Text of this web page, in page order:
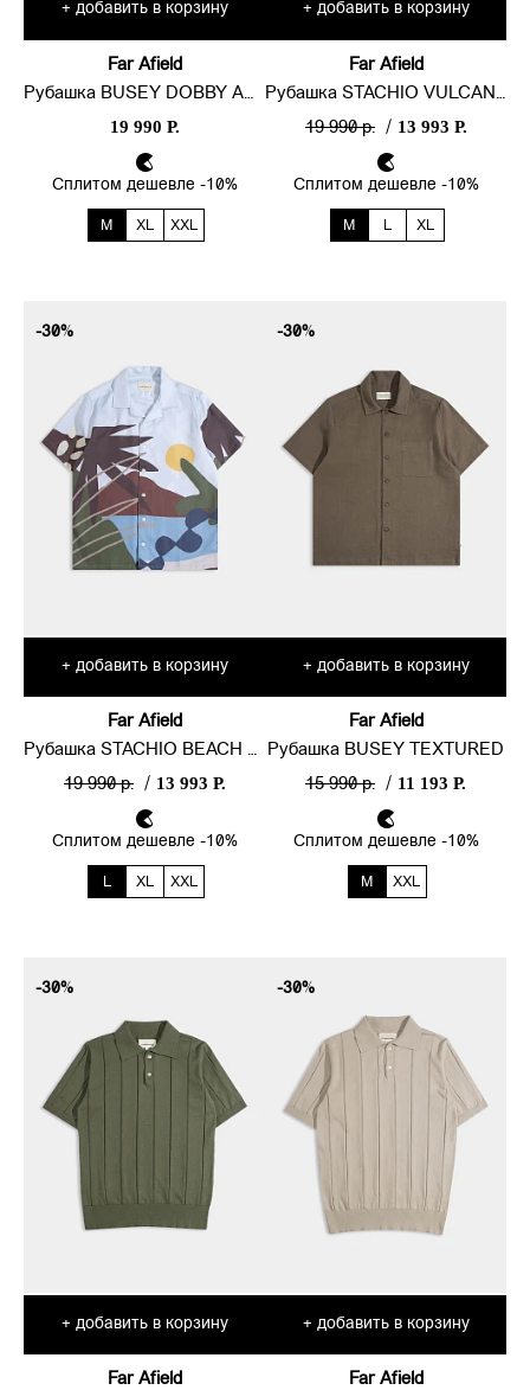
+ добавить в корзину
Far Afield
Рубашка BUSEY DOBBY ARCHITECT
19 990 Р.
Сплитом дешевле -10%
M XL XXL
+ добавить в корзину
Far Afield
Рубашка STACHIO VULCANO PRINT
19 990 р.
/ 13 993 Р.
Сплитом дешевле -10%
M L XL
-30%
+ добавить в корзину
Far Afield
Рубашка STACHIO BEACH LANDSCAPE
19 990 р.
/ 13 993 Р.
Сплитом дешевле -10%
L XL XXL
-30%
+ добавить в корзину
Far Afield
Рубашка BUSEY TEXTURED
15 990 р. / 11 193 Р.
Сплитом дешевле -10%
M XXL
-30%
+ добавить в корзину
Far Afield
-30%
+ добавить в корзину
Far Afield